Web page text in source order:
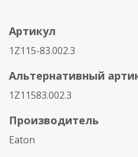
Артикул
1Z115-83.002.3
Альтернативный
1Z11583.002.3
Производитель
Eaton